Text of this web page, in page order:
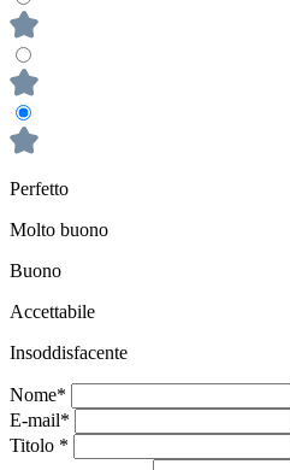
Perfetto
Molto buono
Buono
Accettabile
Insoddisfacente
Nome*
E-mail*
Titolo *